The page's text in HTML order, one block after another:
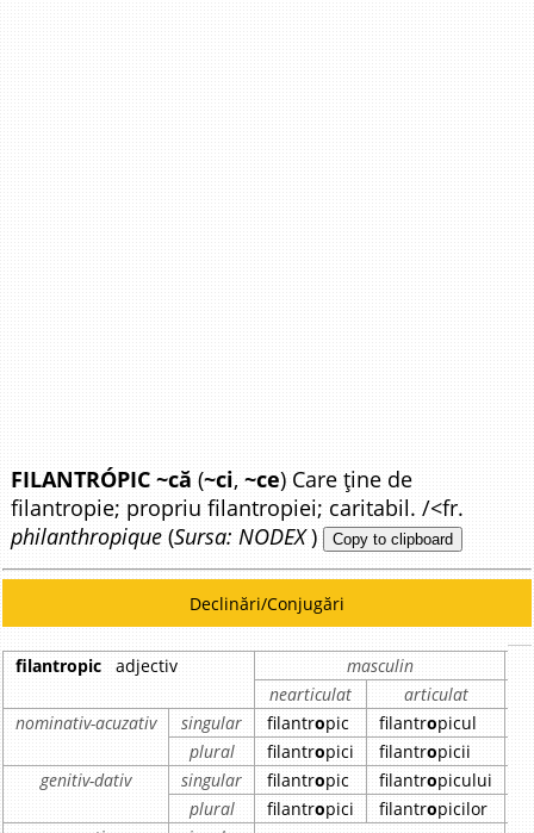
FILANTRÓPIC ~că (~ci,~ce) Care ține de
filantropie; propriu filantropiei; caritabil. /<fr.
philanthropique (Sursa: NODEX) Copy to clipboard
Declinări/Conjugări
filantropic adjectiv
masculin
nearticulat
articulat
nominativ-acuzativ
singular filantropic filantropicul
plural
filantropici filantropicii
genitiv-dativ
singular filantropic filantropicului
plural
filantropici filantropicilor